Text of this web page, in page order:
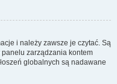
i należy zawsze je czytać. Są
zarządzania kontem
globalnych są nadawane